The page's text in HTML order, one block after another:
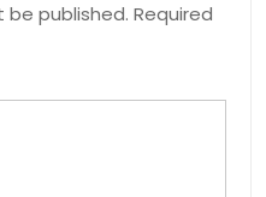
be published. Required